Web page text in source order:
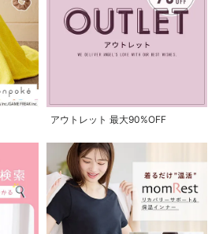
アウトレット 最大90%OFF